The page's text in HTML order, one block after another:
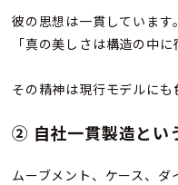
彼の思想は一貫しています。
「真の美しさは構造の中に
その精神は現行モデルにも
② 自社一貫製造とい
ムーブメント、ケース、